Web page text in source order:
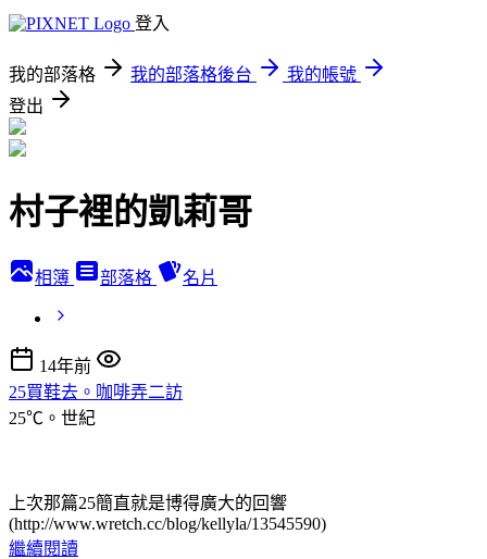
登入
我的部落格 我的部落格後台
我的帳號
登出
村子裡的凱莉哥
相簿 部落格 名片
14年前
25買鞋去。咖啡弄二訪
25℃。世紀
上次那篇25簡直就是博得廣大的回響
(http://www.wretch.cc/blog/kellyla/13545590)
繼續閱讀